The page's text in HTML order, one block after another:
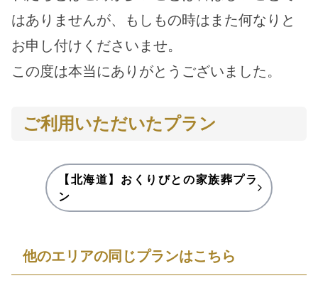
はありませんが、もしもの時はまた何なりと
お申し付けくださいませ。
この度は本当にありがとうございました。
ご利用いただいたプラン
【北海道】おくりびとの家族葬プラ
ン
他のエリアの同じプランはこちら